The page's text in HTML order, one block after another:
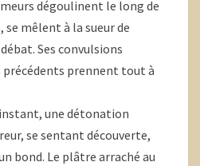
dégoulinent le long de
mêlent à la sueur de
Ses convulsions
précédents prennent tout à
instant, une détonation
se sentant découverte,
bond. Le plâtre arraché au